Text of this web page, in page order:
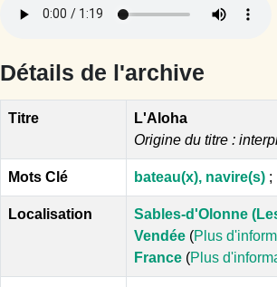
Détails de l'archive
Titre
L'Aloha
Origine du titre :
Mots Clé bateau(x), navire(s) ;
Localisation
Sables-d'Olonne
Vendée (Plus
France (Plus